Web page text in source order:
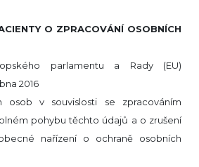
O ZPRACOVÁNÍ OSOBNÍCH
parlamentu a Rady (EU)
2016
osob v souvislosti se zpracováním
pohybu těchto údajů a o zrušení
nařízení o ochraně osobních